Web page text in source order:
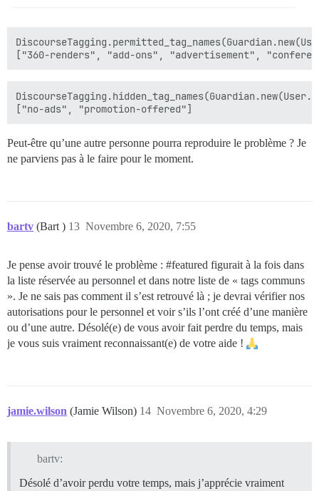
Peut-être qu’une autre personne pourra reproduire le problème ? Je
ne parviens pas à le faire pour le moment.
bartv (Bart ) Novembre 6, 2020, 7:55
13
Je pense avoir trouvé le problème : #featured figurait à la fois dans
la liste réservée au personnel et dans notre liste de « tags communs
». Je ne sais pas comment il s’est retrouvé là ; je devrai vérifier nos
autorisations pour le personnel et voir s’ils l’ont créé d’une manière
ou d’une autre. Désolé(e) de vous avoir fait perdre du temps, mais
je vous suis vraiment reconnaissant(e) de votre aide !
jamie.wilson (Jamie Wilson) Novembre 6, 2020, 4:29
14
bartv:
Désolé d’avoir perdu votre temps, mais j’apprécie vraiment